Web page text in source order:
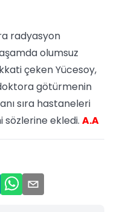
radyasyon
olumsuz
çeken Yücesoy,
götürmenin
sıra hastaneleri
ekledi. A.A